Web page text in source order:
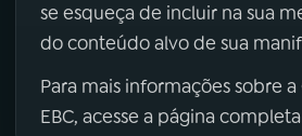
se esqueça de incluir na sua
do conteúdo alvo de sua
Para mais informações sobre
EBC, acesse a página completa